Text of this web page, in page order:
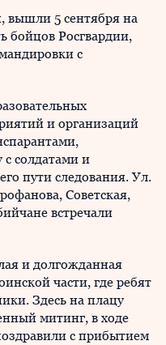
вышли 5 сентября на
бойцов Росгвардии,
с
и организаций
солдатами и
пути следования. Ул.
Советская,
встречали
и долгожданная
части, где ребят
Здесь на плацу
митинг, в ходе
с прибытием